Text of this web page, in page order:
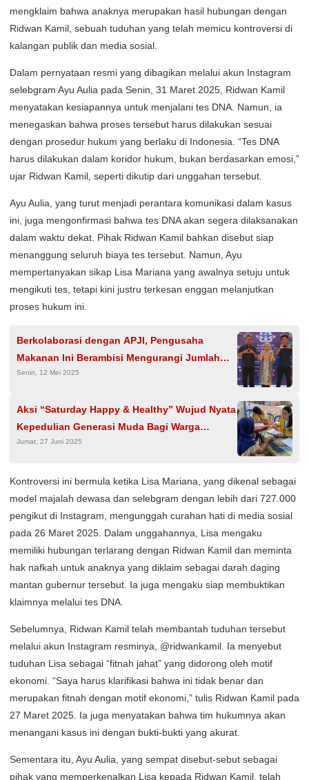
mengklaim bahwa anaknya merupakan hasil hubungan dengan
Ridwan Kamil, sebuah tuduhan yang telah memicu kontroversi di
kalangan publik dan media sosial.
Dalam pernyataan resmi yang dibagikan melalui akun Instagram
selebgram Ayu Aulia pada Senin, 31 Maret 2025, Ridwan Kamil
menyatakan kesiapannya untuk menjalani tes DNA. Namun, ia
menegaskan bahwa proses tersebut harus dilakukan sesuai
dengan prosedur hukum yang berlaku di Indonesia. “Tes DNA
harus dilakukan dalam koridor hukum, bukan berdasarkan emosi,”
ujar Ridwan Kamil, seperti dikutip dari unggahan tersebut.
Ayu Aulia, yang turut menjadi perantara komunikasi dalam kasus
ini, juga mengonfirmasi bahwa tes DNA akan segera dilaksanakan
dalam waktu dekat. Pihak Ridwan Kamil bahkan disebut siap
menanggung seluruh biaya tes tersebut. Namun, Ayu
mempertanyakan sikap Lisa Mariana yang awalnya setuju untuk
mengikuti tes, tetapi kini justru terkesan enggan melanjutkan
proses hukum ini.
Berkolaborasi dengan APJI, Pengusaha
Makanan Ini Berambisi Mengurangi Jumlah
Pengangguran di Indonesia
Senin, 12 Mei 2025
Aksi “Saturday Happy & Healthy” Wujud Nyata
Kepedulian Generasi Muda Bagi Warga
Rangkah Surabaya
Jumat, 27 Juni 2025
Kontroversi ini bermula ketika Lisa Mariana, yang dikenal sebagai
model majalah dewasa dan selebgram dengan lebih dari 727.000
pengikut di Instagram, mengunggah curahan hati di media sosial
pada 26 Maret 2025. Dalam unggahannya, Lisa mengaku
memiliki hubungan terlarang dengan Ridwan Kamil dan meminta
hak nafkah untuk anaknya yang diklaim sebagai darah daging
mantan gubernur tersebut. Ia juga mengaku siap membuktikan
klaimnya melalui tes DNA.
Sebelumnya, Ridwan Kamil telah membantah tuduhan tersebut
melalui akun Instagram resminya, @ridwankamil. Ia menyebut
tuduhan Lisa sebagai “fitnah jahat” yang didorong oleh motif
ekonomi. “Saya harus klarifikasi bahwa ini tidak benar dan
merupakan fitnah dengan motif ekonomi,” tulis Ridwan Kamil pada
27 Maret 2025. Ia juga menyatakan bahwa tim hukumnya akan
menangani kasus ini dengan bukti-bukti yang akurat.
Sementara itu, Ayu Aulia, yang sempat disebut-sebut sebagai
pihak yang memperkenalkan Lisa kepada Ridwan Kamil, telah